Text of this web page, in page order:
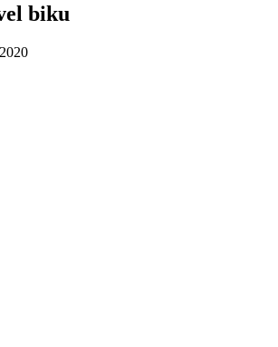
biku